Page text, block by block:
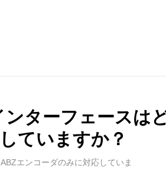
ンターフェースは
ていますか？
エンコーダのみに対応していま